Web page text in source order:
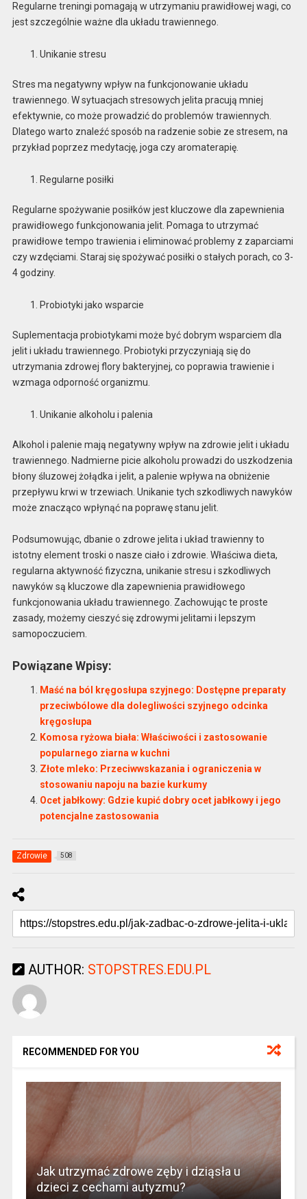
Regularne treningi pomagają w utrzymaniu prawidłowej wagi, co
jest szczególnie ważne dla układu trawiennego.
Unikanie stresu
Stres ma negatywny wpływ na funkcjonowanie układu
trawiennego. W sytuacjach stresowych jelita pracują mniej
efektywnie, co może prowadzić do problemów trawiennych.
Dlatego warto znaleźć sposób na radzenie sobie ze stresem, na
przykład poprzez medytację, joga czy aromaterapię.
Regularne posiłki
Regularne spożywanie posiłków jest kluczowe dla zapewnienia
prawidłowego funkcjonowania jelit. Pomaga to utrzymać
prawidłowe tempo trawienia i eliminować problemy z zaparciami
czy wzdęciami. Staraj się spożywać posiłki o stałych porach, co 3-
4 godziny.
Probiotyki jako wsparcie
Suplementacja probiotykami może być dobrym wsparciem dla
jelit i układu trawiennego. Probiotyki przyczyniają się do
utrzymania zdrowej flory bakteryjnej, co poprawia trawienie i
wzmaga odporność organizmu.
Unikanie alkoholu i palenia
Alkohol i palenie mają negatywny wpływ na zdrowie jelit i układu
trawiennego. Nadmierne picie alkoholu prowadzi do uszkodzenia
błony śluzowej żołądka i jelit, a palenie wpływa na obniżenie
przepływu krwi w trzewiach. Unikanie tych szkodliwych nawyków
może znacząco wpłynąć na poprawę stanu jelit.
Podsumowując, dbanie o zdrowe jelita i układ trawienny to
istotny element troski o nasze ciało i zdrowie. Właściwa dieta,
regularna aktywność fizyczna, unikanie stresu i szkodliwych
nawyków są kluczowe dla zapewnienia prawidłowego
funkcjonowania układu trawiennego. Zachowując te proste
zasady, możemy cieszyć się zdrowymi jelitami i lepszym
samopoczuciem.
Powiązane Wpisy:
Maść na ból kręgosłupa szyjnego: Dostępne preparaty
przeciwbólowe dla dolegliwości szyjnego odcinka
kręgosłupa
Komosa ryżowa biała: Właściwości i zastosowanie
popularnego ziarna w kuchni
Złote mleko: Przeciwwskazania i ograniczenia w
stosowaniu napoju na bazie kurkumy
Ocet jabłkowy: Gdzie kupić dobry ocet jabłkowy i jego
potencjalne zastosowania
Zdrowie 508
AUTHOR: STOPSTRES.EDU.PL
RECOMMENDED FOR YOU
Jak utrzymać zdrowe zęby i dziąsła u
dzieci z cechami autyzmu?